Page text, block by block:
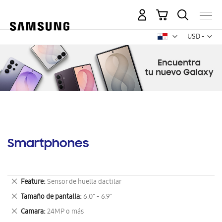
USD -
dólar
Mi carrito
Smartphones
Feature Sensor de huella dactilar
Eliminar
este
artículo
Tamaño de pantalla 6.0" - 6.9"
Eliminar
este
artículo
Camara 24MP o más
Eliminar